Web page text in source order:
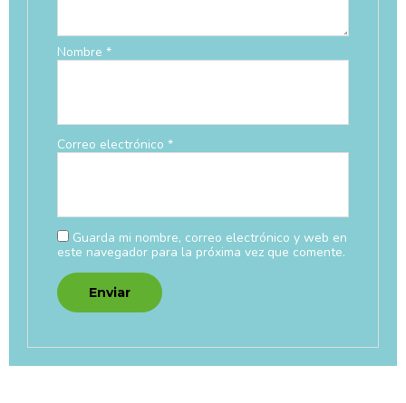
Nombre *
Correo electrónico *
Guarda mi nombre, correo electrónico y web en
este navegador para la próxima vez que comente.